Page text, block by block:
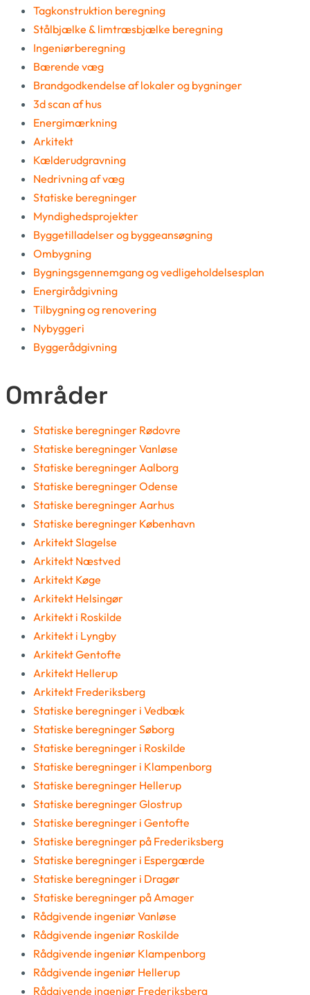
Tagkonstruktion beregning
Stålbjælke & limtræsbjælke beregning
Ingeniørberegning
Bærende væg
Brandgodkendelse af lokaler og bygninger
3d scan af hus
Energimærkning
Arkitekt
Kælderudgravning
Nedrivning af væg
Statiske beregninger
Myndighedsprojekter
Byggetilladelser og byggeansøgning
Ombygning
Bygningsgennemgang og vedligeholdelsesplan
Energirådgivning
Tilbygning og renovering
Nybyggeri
Byggerådgivning
Områder
Statiske beregninger Rødovre
Statiske beregninger Vanløse
Statiske beregninger Aalborg
Statiske beregninger Odense
Statiske beregninger Aarhus
Statiske beregninger København
Arkitekt Slagelse
Arkitekt Næstved
Arkitekt Køge
Arkitekt Helsingør
Arkitekt i Roskilde
Arkitekt i Lyngby
Arkitekt Gentofte
Arkitekt Hellerup
Arkitekt Frederiksberg
Statiske beregninger i Vedbæk
Statiske beregninger Søborg
Statiske beregninger i Roskilde
Statiske beregninger i Klampenborg
Statiske beregninger Hellerup
Statiske beregninger Glostrup
Statiske beregninger i Gentofte
Statiske beregninger på Frederiksberg
Statiske beregninger i Espergærde
Statiske beregninger i Dragør
Statiske beregninger på Amager
Rådgivende ingeniør Vanløse
Rådgivende ingeniør Roskilde
Rådgivende ingeniør Klampenborg
Rådgivende ingeniør Hellerup
Rådgivende ingeniør Frederiksberg